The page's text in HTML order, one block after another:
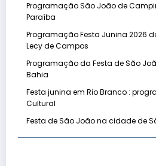
Programação São João de
Paraíba
Programação Festa Junina 2026
Lecy de Campos
Programação da Festa de São
Bahia
Festa junina em Rio Branco :
Cultural
Festa de São João na cidade de